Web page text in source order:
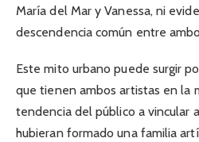
María del Mar y Vanessa, ni
descendencia común entre
Este mito urbano puede surgir
que tienen ambos artistas en la
tendencia del público a vincular
hubieran formado una familia